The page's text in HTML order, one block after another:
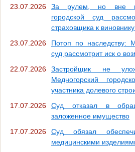
23.07.2026
За рулем, но вне
городской суд
страховщика к
23.07.2026
Потоп по наследству:
суд рассмотрит иск о
22.07.2026
Застройщик не
Медногорский
участника долевого
17.07.2026
Суд отказал в
заложенное имущество
17.07.2026
Суд обязал
медицинскими